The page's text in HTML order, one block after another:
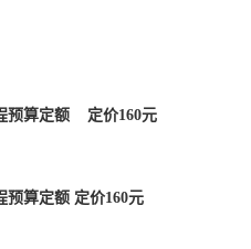
算定额    定价160元
预算定额 定价160元